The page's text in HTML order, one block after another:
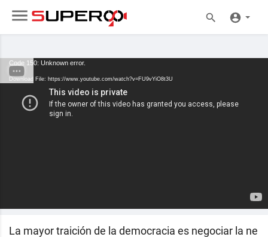
Code 150: Unknown error.
Download File: https://www.youtube.com/watch?v=FU9vYiO8t3U
La mayor traición de la democracia es negociar la ne